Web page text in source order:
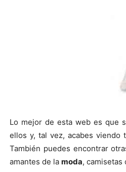
Lo mejor de esta web es que
ellos y, tal vez, acabes viendo
También puedes encontrar
amantes de la moda, camisetas